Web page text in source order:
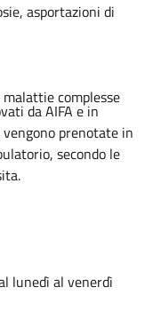
asportazioni di
complesse
da AIFA e in
prenotate in
secondo le
lunedì al venerdì